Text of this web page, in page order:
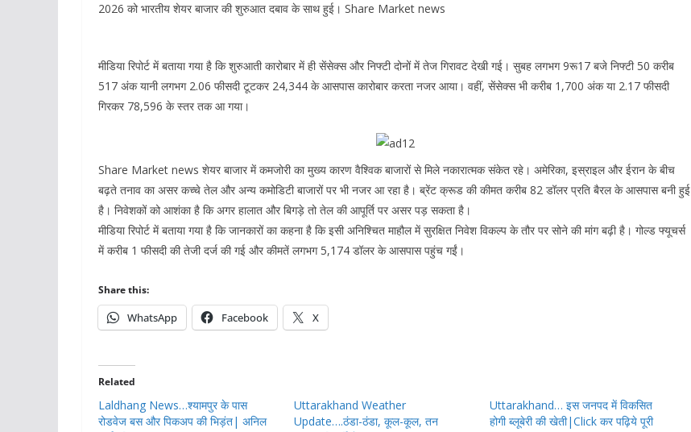
2026 को भारतीय शेयर बाजार की शुरुआत दबाव के साथ हुई। Share Market news
मीडिया रिपोर्ट में बताया गया है कि शुरुआती कारोबार में ही सेंसेक्स और निफ्टी दोनों में तेज गिरावट देखी गई। सुबह लगभग 9रू17 बजे निफ्टी 50 करीब
517 अंक यानी लगभग 2.06 फीसदी टूटकर 24,344 के आसपास कारोबार करता नजर आया। वहीं, सेंसेक्स भी करीब 1,700 अंक या 2.17 फीसदी
गिरकर 78,596 के स्तर तक आ गया।
Share Market news शेयर बाजार में कमजोरी का मुख्य कारण वैश्विक बाजारों से मिले नकारात्मक संकेत रहे। अमेरिका, इस्राइल और ईरान के बीच
बढ़ते तनाव का असर कच्चे तेल और अन्य कमोडिटी बाजारों पर भी नजर आ रहा है। ब्रेंट क्रूड की कीमत करीब 82 डॉलर प्रति बैरल के आसपास बनी हुई
है। निवेशकों को आशंका है कि अगर हालात और बिगड़े तो तेल की आपूर्ति पर असर पड़ सकता है।
मीडिया रिपोर्ट में बताया गया है कि जानकारों का कहना है कि इसी अनिश्चित माहौल में सुरक्षित निवेश विकल्प के तौर पर सोने की मांग बढ़ी है। गोल्ड फ्यूचर्स
में करीब 1 फीसदी की तेजी दर्ज की गई और कीमतें लगभग 5,174 डॉलर के आसपास पहुंच गईं।
Share this:
WhatsApp Facebook X
Related
Laldhang News…श्यामपुर के पास
रोडवेज बस और पिकअप की भिड़ंत| अनिल
Uttarakhand Weather
Update….ठंडा-ठंडा, कूल-कूल, तन
Uttarakhand… इस जनपद में विकसित
होगी ब्लूबेरी की खेती|Click कर पढ़िये पूरी